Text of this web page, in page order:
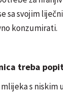
sa svojim
konzumirati.
treba
s niskim